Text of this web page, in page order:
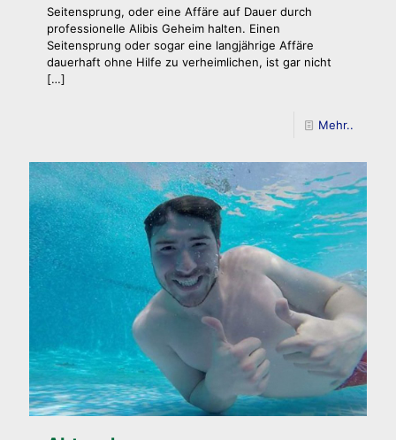
Seitensprung, oder eine Affäre auf Dauer durch
professionelle Alibis Geheim halten. Einen
Seitensprung oder sogar eine langjährige Affäre
dauerhaft ohne Hilfe zu verheimlichen, ist gar nicht
[…]
Mehr..